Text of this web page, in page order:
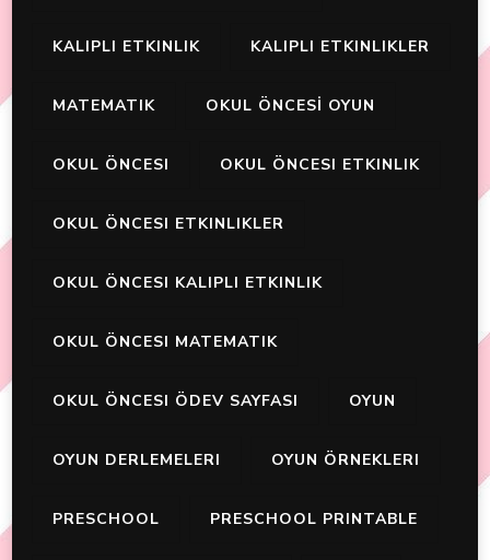
KALIPLI ETKINLIK KALIPLI ETKINLIKLER
MATEMATIK OKUL ÖNCESİ OYUN
OKUL ÖNCESI OKUL ÖNCESI ETKINLIK
OKUL ÖNCESI ETKINLIKLER
OKUL ÖNCESI KALIPLI ETKINLIK
OKUL ÖNCESI MATEMATIK
OKUL ÖNCESI ÖDEV SAYFASI OYUN
OYUN DERLEMELERI OYUN ÖRNEKLERI
PRESCHOOL PRESCHOOL PRINTABLE